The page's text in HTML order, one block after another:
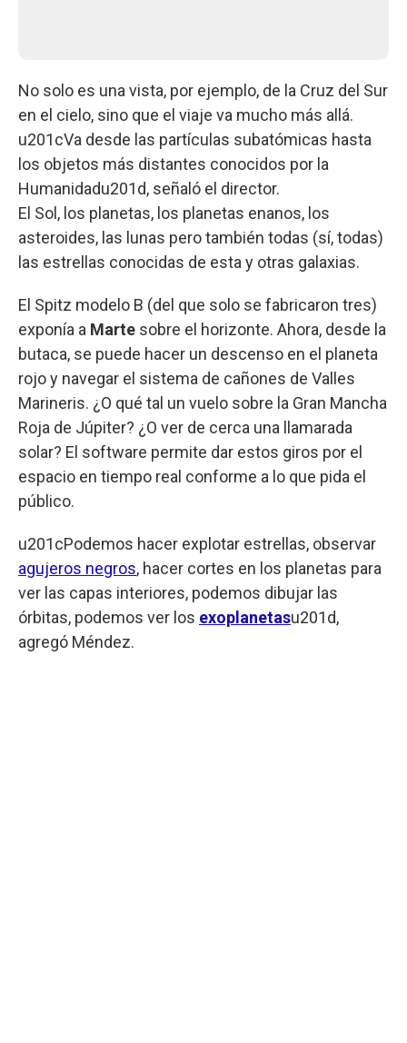
No solo es una vista, por ejemplo, de la Cruz del Sur
en el cielo, sino que el viaje va mucho más allá.
u201cVa desde las partículas subatómicas hasta
los objetos más distantes conocidos por la
Humanidadu201d, señaló el director.
El Sol, los planetas, los planetas enanos, los
asteroides, las lunas pero también todas (sí, todas)
las estrellas conocidas de esta y otras galaxias.
El Spitz modelo B (del que solo se fabricaron tres)
exponía a Marte sobre el horizonte. Ahora, desde la
butaca, se puede hacer un descenso en el planeta
rojo y navegar el sistema de cañones de Valles
Marineris. ¿O qué tal un vuelo sobre la Gran Mancha
Roja de Júpiter? ¿O ver de cerca una llamarada
solar? El software permite dar estos giros por el
espacio en tiempo real conforme a lo que pida el
público.
u201cPodemos hacer explotar estrellas, observar
agujeros negros, hacer cortes en los planetas para
ver las capas interiores, podemos dibujar las
órbitas, podemos ver los exoplanetasu201d,
agregó Méndez.